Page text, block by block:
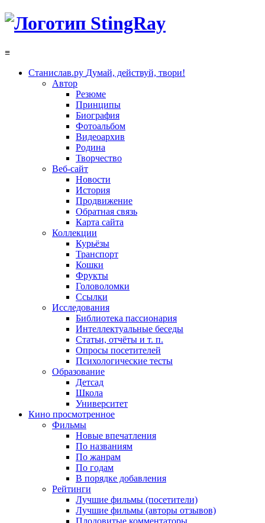
≡
Станислав.ру Думай, действуй, твори!
Автор
Резюме
Принципы
Биография
Фотоальбом
Видеоархив
Родина
Творчество
Веб-сайт
Новости
История
Продвижение
Обратная связь
Карта сайта
Коллекции
Курьёзы
Транспорт
Кошки
Фрукты
Головоломки
Ссылки
Исследования
Библиотека пассионария
Интеллектуальные беседы
Статьи, отчёты и т. п.
Опросы посетителей
Психологические тесты
Образование
Детсад
Школа
Университет
Кино просмотренное
Фильмы
Новые впечатления
По названиям
По жанрам
По годам
В порядке добавления
Рейтинги
Лучшие фильмы (посетители)
Лучшие фильмы (авторы отзывов)
Плодовитые комментаторы